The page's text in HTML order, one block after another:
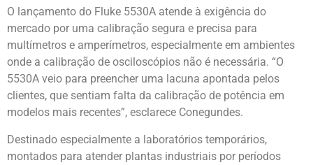
O lançamento do Fluke 5530A atende à exigência do
mercado por uma calibração segura e precisa para
multímetros e amperímetros, especialmente em ambientes
onde a calibração de osciloscópios não é necessária. “O
5530A veio para preencher uma lacuna apontada pelos
clientes, que sentiam falta da calibração de potência em
modelos mais recentes”, esclarece Conegundes.
Destinado especialmente a laboratórios temporários,
montados para atender plantas industriais por períodos